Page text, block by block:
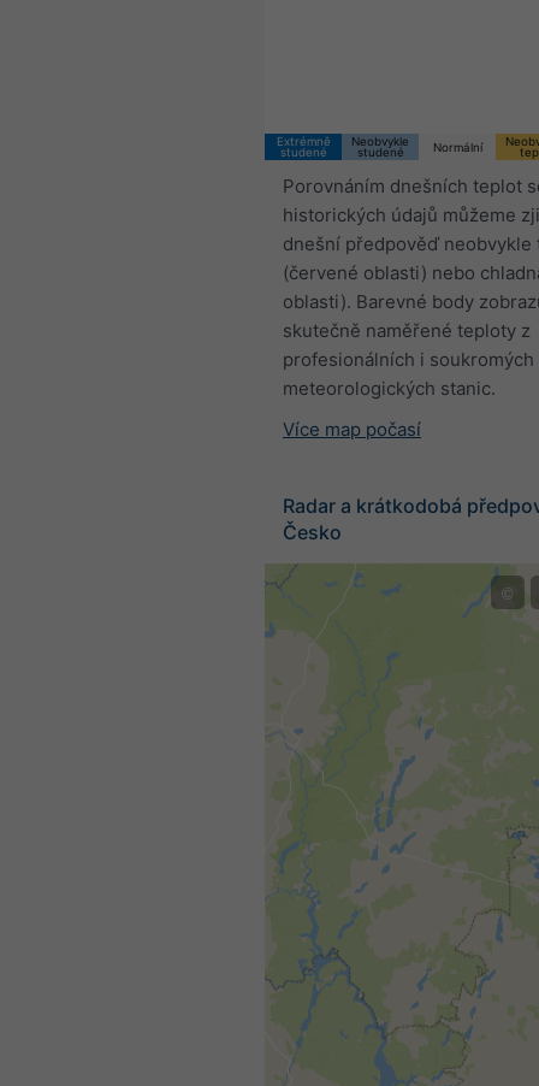
Extrémně
studené
Neobvykle
studené
Normální
Porovnáním dnešních teplot
historických údajů můžeme
dnešní předpověď neobvykle
(červené oblasti) nebo
oblasti). Barevné body
skutečně naměřené teploty z
profesionálních i soukromých
meteorologických stanic.
Více map počasí
Radar a krátkodobá
Česko
©